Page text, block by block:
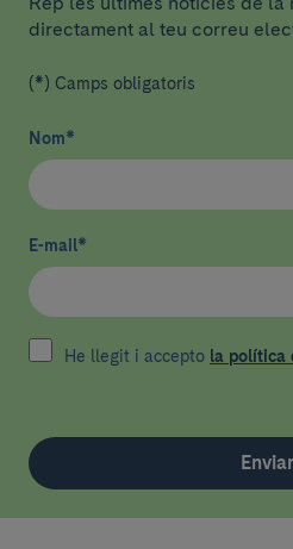
directament al teu correu
(*) Camps obligatoris
Nom*
E-mail*
He llegit i accepto la política
Enviar